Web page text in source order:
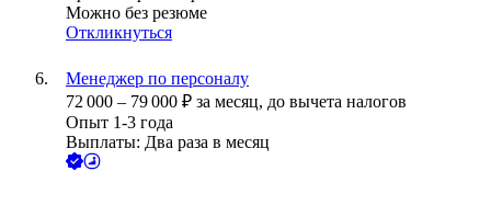
Можно без резюме
Откликнуться
Менеджер по персоналу
72 000 – 79 000 ₽ за месяц, до вычета налогов
Опыт 1-3 года
Выплаты: Два раза в месяц